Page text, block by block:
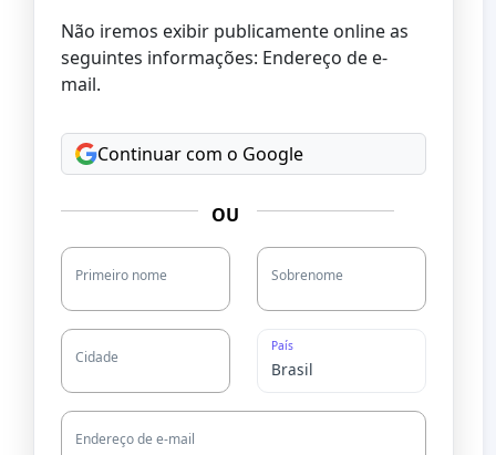
Não iremos exibir publicamente online as
seguintes informações: Endereço de e-
mail.
Continuar com o Google
OU
Primeiro nome Sobrenome
Cidade
País
Endereço de e-mail